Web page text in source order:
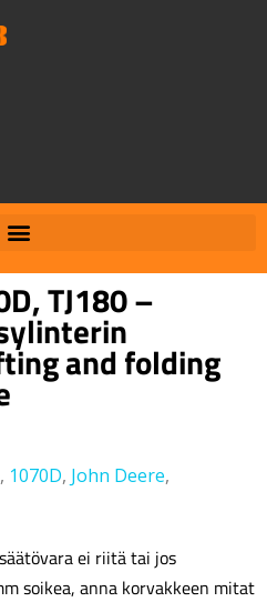
TJ180 –
and folding
, 1070D, John Deere,
ei riitä tai jos
soikea, anna korvakkeen mitat